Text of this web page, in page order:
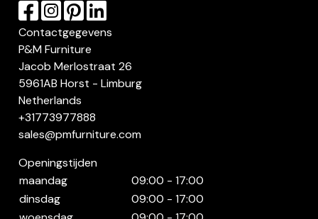
Contactgegevens
P&M Furniture
Jacob Merlostraat 26
5961AB Horst - Limburg
Netherlands
+31773977888
sales@pmfurniture.com
Openingstijden
maandag
09:00 - 17:00
dinsdag
09:00 - 17:00